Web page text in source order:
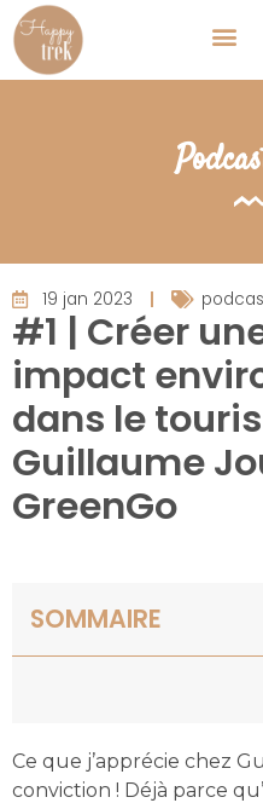
19 jan 2023
#1 | Créer
impact
dans le
Guillaume
GreenGo
SOMMAIRE
Ce que j’apprécie chez
conviction ! Déjà parce